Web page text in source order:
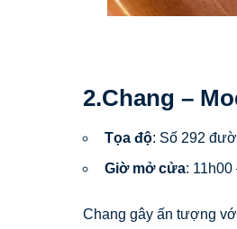
2.Chang –
Tọa độ: Số 292
Giờ mở cửa: 11h00
Chang gây ấn tượng